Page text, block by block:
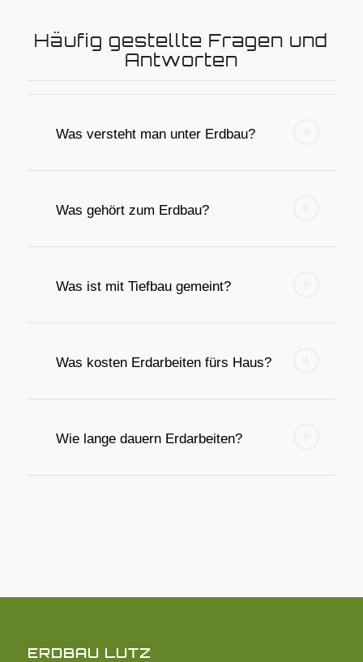
Häufig gestellte Fragen und
Antworten
Was versteht man unter Erdbau?
Was gehört zum Erdbau?
Was ist mit Tiefbau gemeint?
Was kosten Erdarbeiten fürs Haus?
Wie lange dauern Erdarbeiten?
ERDBAU LUTZ